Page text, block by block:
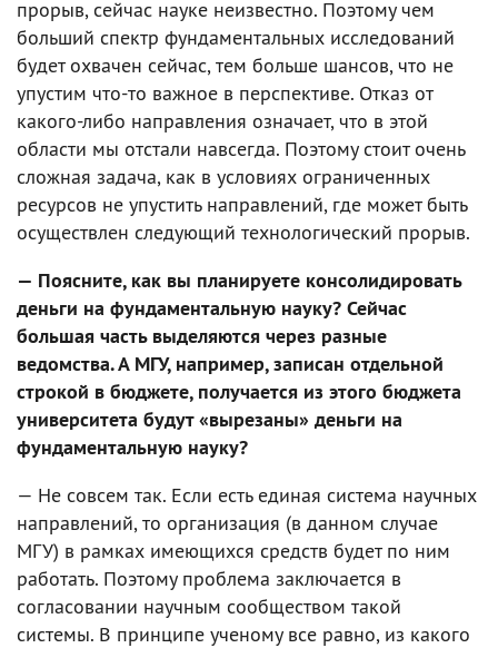
прорыв, сейчас науке неизвестно. Поэтому чем
больший спектр фундаментальных исследований
будет охвачен сейчас, тем больше шансов, что не
упустим что-то важное в перспективе. Отказ от
какого-либо направления означает, что в этой
области мы отстали навсегда. Поэтому стоит очень
сложная задача, как в условиях ограниченных
ресурсов не упустить направлений, где может быть
осуществлен следующий технологический прорыв.
— Поясните, как вы планируете консолидировать
деньги на фундаментальную науку? Сейчас
большая часть выделяются через разные
ведомства. А МГУ, например, записан отдельной
строкой в бюджете, получается из этого бюджета
университета будут «вырезаны» деньги на
фундаментальную науку?
— Не совсем так. Если есть единая система научных
направлений, то организация (в данном случае
МГУ) в рамках имеющихся средств будет по ним
работать. Поэтому проблема заключается в
согласовании научным сообществом такой
системы. В принципе ученому все равно, из какого